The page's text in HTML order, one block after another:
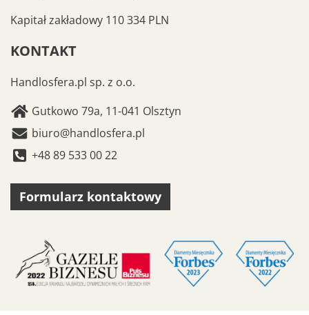
Kapitał zakładowy 110 334 PLN
KONTAKT
Handlosfera.pl sp. z o.o.
Gutkowo 79a, 11-041 Olsztyn
biuro@handlosfera.pl
+48 89 533 00 22
Formularz kontaktowy